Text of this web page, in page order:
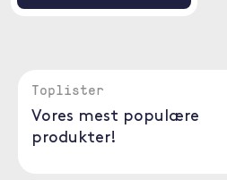
Toplister
Vores mest populære
produkter!